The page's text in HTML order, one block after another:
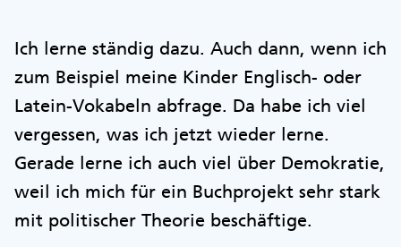
Ich lerne ständig dazu. Auch dann, wenn ich
zum Beispiel meine Kinder Englisch- oder
Latein-Vokabeln abfrage. Da habe ich viel
vergessen, was ich jetzt wieder lerne.
Gerade lerne ich auch viel über Demokratie,
weil ich mich für ein Buchprojekt sehr stark
mit politischer Theorie beschäftige.